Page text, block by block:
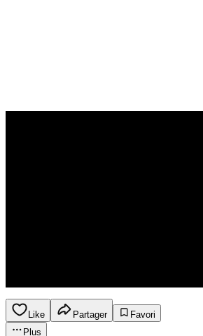
Like Partager
Favori
Plus